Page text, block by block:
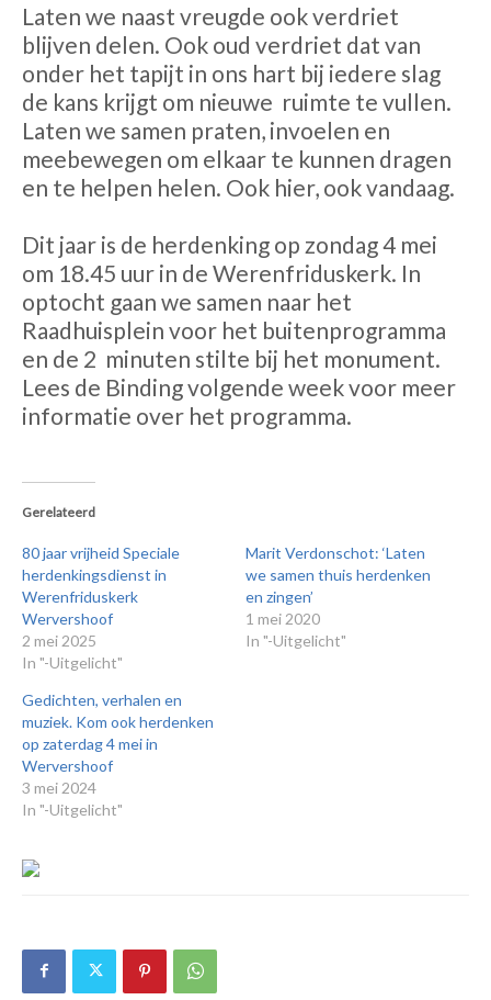
Laten we naast vreugde ook verdriet
blijven delen. Ook oud verdriet dat van
onder het tapijt in ons hart bij iedere slag
de kans krijgt om nieuwe ruimte te vullen.
Laten we samen praten, invoelen en
meebewegen om elkaar te kunnen dragen
en te helpen helen. Ook hier, ook vandaag.
Dit jaar is de herdenking op zondag 4 mei
om 18.45 uur in de Werenfriduskerk. In
optocht gaan we samen naar het
Raadhuisplein voor het buitenprogramma
en de 2 minuten stilte bij het monument.
Lees de Binding volgende week voor meer
informatie over het programma.
Gerelateerd
80 jaar vrijheid Speciale
herdenkingsdienst in
Werenfriduskerk
Wervershoof
2 mei 2025
In "-Uitgelicht"
Marit Verdonschot: ‘Laten
we samen thuis herdenken
en zingen’
1 mei 2020
In "-Uitgelicht"
Gedichten, verhalen en
muziek. Kom ook herdenken
op zaterdag 4 mei in
Wervershoof
3 mei 2024
In "-Uitgelicht"